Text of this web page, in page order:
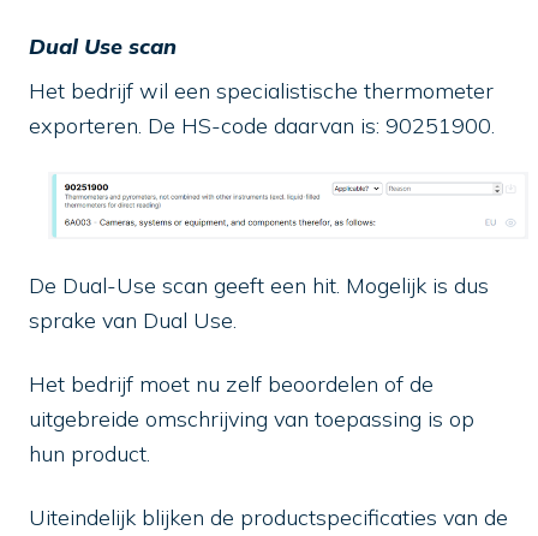
Dual Use scan
Het bedrijf wil een specialistische thermometer
exporteren. De HS-code daarvan is: 90251900.
De Dual-Use scan geeft een hit. Mogelijk is dus
sprake van Dual Use.
Het bedrijf moet nu zelf beoordelen of de
uitgebreide omschrijving van toepassing is op
hun product.
Uiteindelijk blijken de productspecificaties van de